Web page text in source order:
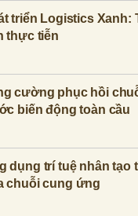
triển Logistics
thực tiễn
cường phục hồi
biến động toàn cầu
dụng trí tuệ nhân tạo
chuỗi cung ứng